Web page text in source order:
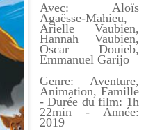
Avec: Aloïs
Agaësse-Mahieu,
Arielle Vaubien,
Hannah Vaubien,
Oscar Douieb,
Emmanuel Garijo
Genre: Aventure,
Animation, Famille
- Durée du film: 1h
22min - Année:
2019